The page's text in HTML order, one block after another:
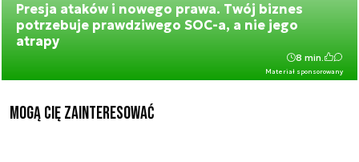
Presja ataków i nowego prawa. Twój biznes
potrzebuje prawdziwego SOC-a, a nie jego
atrapy
Materiał sponsorowany
8 min.
Mogą Cię zainteresować